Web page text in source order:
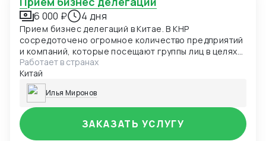
6 000 ₽ 4 дня
Прием бизнес делегаций в Китае. В КНР
сосредоточено огромное количество предприятий
и компаний, которые посещают группы лиц в целях
командировки или туризма. Я оказываю услугу
постоянного сопровождения с момента их встречи
в аэропорту и до окончании поездки. В оговоренную
стоимость будут входить трансферы по всем
местам назначения, устный и письменный перевод
при заключении сделок и туристическая программа
по желанию гостей.
Работает в странах
Китай
Илья Миронов
ЗАКАЗАТЬ УСЛУГУ